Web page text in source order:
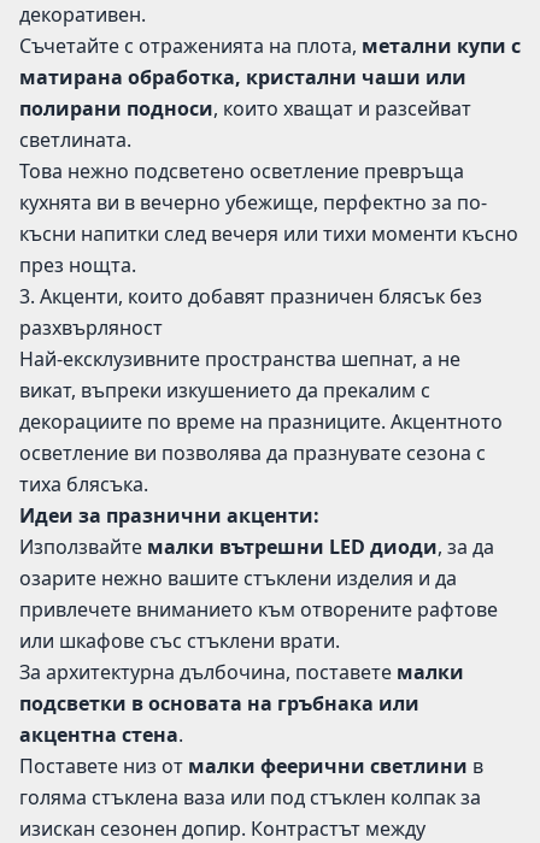
декоративен.
Съчетайте с отраженията на плота, метални купи с
матирана обработка, кристални чаши или
полирани подноси, които хващат и разсейват
светлината.
Това нежно подсветено осветление превръща
кухнята ви в вечерно убежище, перфектно за по-
късни напитки след вечеря или тихи моменти късно
през нощта.
3. Акценти, които добавят празничен блясък без
разхвърляност
Най-ексклузивните пространства шепнат, а не
викат, въпреки изкушението да прекалим с
декорациите по време на празниците. Акцентното
осветление ви позволява да празнувате сезона с
тиха блясъка.
Идеи за празнични акценти:
Използвайте малки вътрешни LED диоди, за да
озарите нежно вашите стъклени изделия и да
привлечете вниманието към отворените рафтове
или шкафове със стъклени врати.
За архитектурна дълбочина, поставете малки
подсветки в основата на гръбнака или
акцентна стена.
Поставете низ от малки феерични светлини в
голяма стъклена ваза или под стъклен колпак за
изискан сезонен допир. Контрастът между